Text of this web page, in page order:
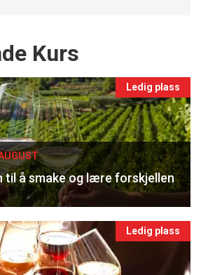
Kurs
Ledig plass
til å smake og lære forskjellen
Ledig plass